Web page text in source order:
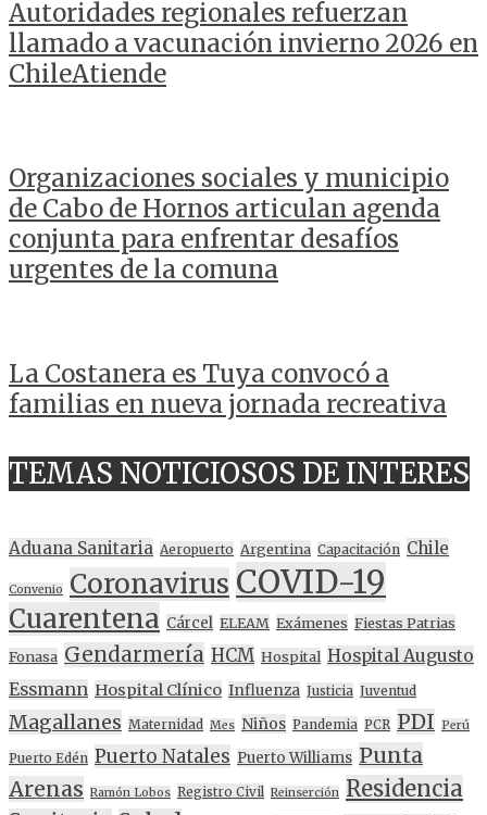
Autoridades regionales refuerzan
llamado a vacunación invierno 2026 en
ChileAtiende
Organizaciones sociales y municipio
de Cabo de Hornos articulan agenda
conjunta para enfrentar desafíos
urgentes de la comuna
La Costanera es Tuya convocó a
familias en nueva jornada recreativa
TEMAS NOTICIOSOS DE INTERES
Aduana Sanitaria Aeropuerto Argentina Capacitación Chile
Convenio Coronavirus COVID-19
Cuarentena Cárcel ELEAM Exámenes Fiestas Patrias
Fonasa Gendarmería HCM Hospital Hospital Augusto
Essmann Hospital Clínico Influenza Justicia Juventud
Magallanes Maternidad Mes Niños Pandemia PCR PDI Perú
Puerto Edén Puerto Natales Puerto Williams Punta
Arenas Ramón Lobos Registro Civil Reinserción Residencia